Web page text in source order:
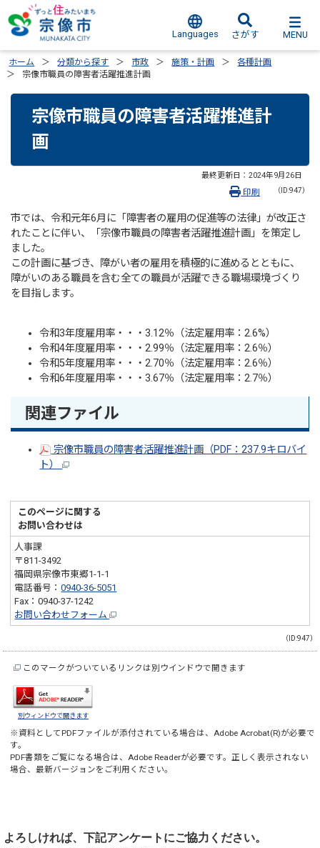
Languages さがす MENU
ホーム 分類から探す 市政 施策・計画
各種計画
宗像市職員の障害者活躍推進計画
宗像市職員の障害者活躍推進計
画
最終更新日： 2024年9月26日
（ID:947）
印刷
市では、令和元年6月に「障害者の雇用の促進等の法律」が改正さ
れたことに伴い、「宗像市職員の障害者活躍推進計画」を策定し
ました。
この計画に基づき、障がい者の雇用を積極的に進めるとともに、
障がいのある職員を含む全ての職員が活躍できる職場環境づくり
を目指します。
令和3年度雇用率・・・3.12％（法定雇用率：2.6%）
令和4年度雇用率・・・2.99％（法定雇用率：2.6％）
令和5年度雇用率・・・2.70％（法定雇用率：2.6％）
令和6年度雇用率・・・3.67％（法定雇用率：2.7％）
関連ファイル
宗像市職員の障害者活躍推進計画（PDF：237.9キロバイ
ト）
このページに関する
お問い合わせは
人事課
〒811-3492
福岡県宗像市東郷1-1-1
電話番号：0940-36-5051
Fax：0940-37-1242
お問い合わせフォーム
（ID:947）
このマークがついているリンクは別ウインドウで開きます
別ウィンドウで開きます
※資料としてPDFファイルが添付されている場合は、 Adobe Acrobat(R)が必要で
す。
PDF書類をご覧になる場合は、 Adobe Readerが必要です。正しく表示されない
場合、最新バージョンをご利用ください。